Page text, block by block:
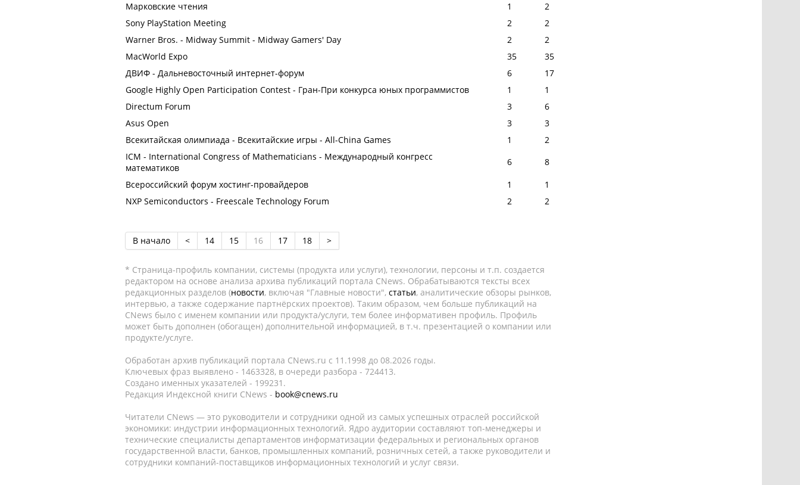
Марковские чтения
1
2
Sony PlayStation Meeting
2
2
Warner Bros. - Midway Summit - Midway Gamers' Day
2
2
MacWorld Expo
35
35
ДВИФ - Дальневосточный интернет-форум
6
17
Google Highly Open Participation Contest - Гран-При конкурса юных программистов
1
1
Directum Forum
3
6
Asus Open
3
3
Всекитайская олимпиада - Всекитайские игры - All-China Games
1
2
ICM - International Congress of Mathematicians - Международный конгресс
математиков
6
8
Всероссийский форум хостинг-провайдеров
1
1
NXP Semiconductors - Freescale Technology Forum
2 2
В начало < 14 15 16 17 18 >
* Страница-профиль компании, системы (продукта или услуги), технологии, персоны и т.п. создается
редактором на основе анализа архива публикаций портала CNews. Обрабатываются тексты всех
редакционных разделов (новости, включая "Главные новости", статьи, аналитические обзоры рынков,
интервью, а также содержание партнёрских проектов). Таким образом, чем больше публикаций на
CNews было с именем компании или продукта/услуги, тем более информативен профиль. Профиль
может быть дополнен (обогащен) дополнительной информацией, в т.ч. презентацией о компании или
продукте/услуге.
Обработан архив публикаций портала CNews.ru c 11.1998 до 08.2026 годы.
Ключевых фраз выявлено - 1463328, в очереди разбора - 724413.
Создано именных указателей - 199231.
Редакция Индексной книги CNews - book@cnews.ru
Читатели CNews — это руководители и сотрудники одной из самых успешных отраслей российской
экономики: индустрии информационных технологий. Ядро аудитории составляют топ-менеджеры и
технические специалисты департаментов информатизации федеральных и региональных органов
государственной власти, банков, промышленных компаний, розничных сетей, а также руководители и
сотрудники компаний-поставщиков информационных технологий и услуг связи.